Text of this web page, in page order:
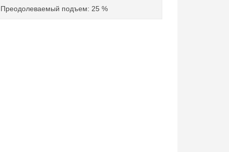
Преодолеваемый подъем: 25 %